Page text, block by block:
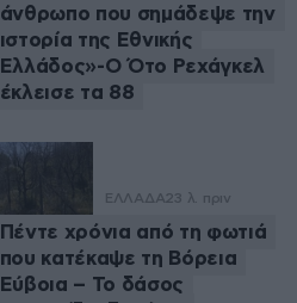
άνθρωπο που σημάδεψε την
ιστορία της Εθνικής
Ελλάδος»-Ο Ότο Ρεχάγκελ
έκλεισε τα 88
ΕΛΛΑΔΑ23 λ. πριν
Πέντε χρόνια από τη φωτιά
που κατέκαψε τη Βόρεια
Εύβοια – Το δάσος